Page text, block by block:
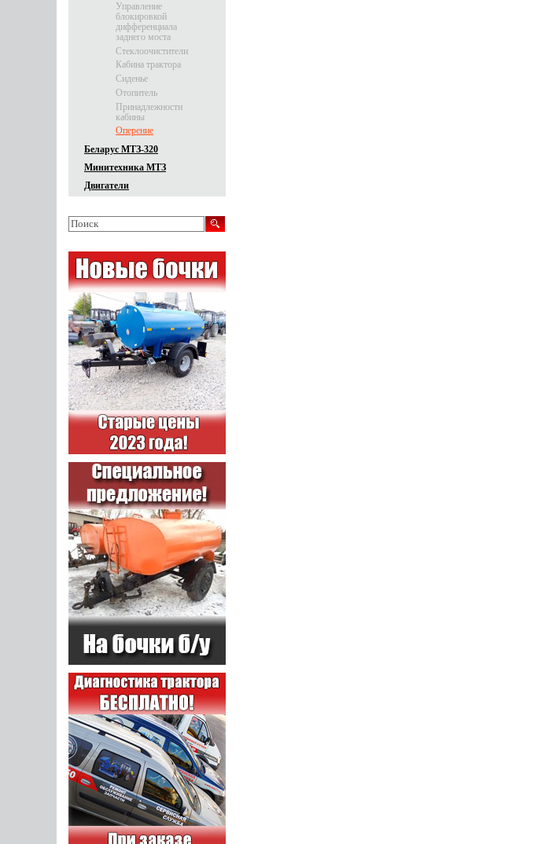
Управление
блокировкой
дифференциала
заднего моста
Стеклоочистители
Кабина трактора
Сиденье
Отопитель
Принадлежности
кабины
Оперение
Беларус МТЗ-320
Минитехника МТЗ
Двигатели